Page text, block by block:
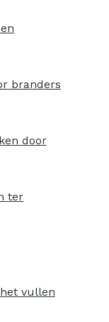
branders
door
ter
vullen